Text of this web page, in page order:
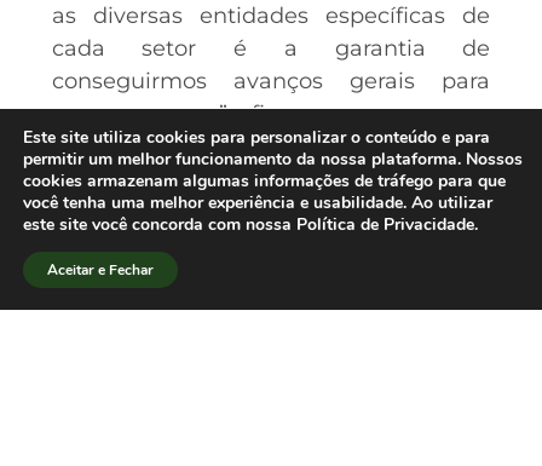
as diversas entidades específicas de
cada setor é a garantia de
conseguirmos avanços gerais para
nossos campos”, afirma.
[/lang_pt]
Este site utiliza cookies para personalizar o conteúdo e para
permitir um melhor funcionamento da nossa plataforma. Nossos
cookies armazenam algumas informações de tráfego para que
você tenha uma melhor experiência e usabilidade. Ao utilizar
este site você concorda com nossa Política de Privacidade.
Aceitar e Fechar